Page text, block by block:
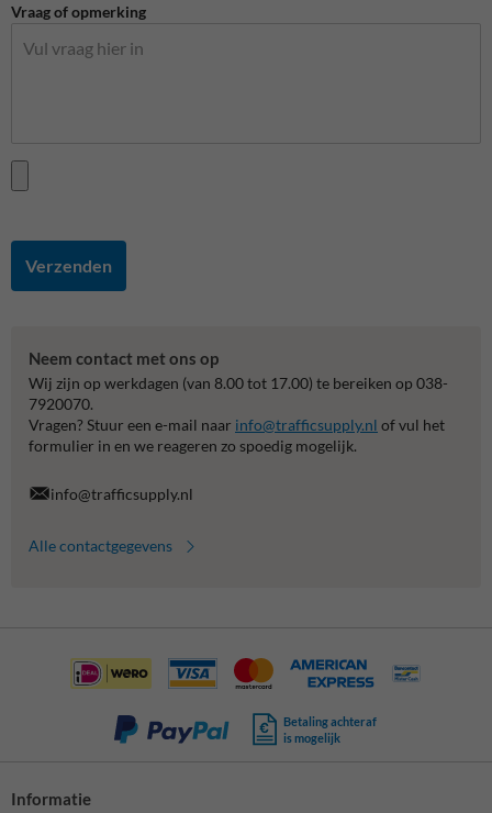
Vraag of opmerking
Verzenden
Neem contact met ons op
Wij zijn op werkdagen (van 8.00 tot 17.00) te bereiken op 038-
7920070.
Vragen? Stuur een e-mail naar info@trafficsupply.nl of vul het
formulier in en we reageren zo spoedig mogelijk.
info@trafficsupply.nl
Alle contactgegevens
Betaling achteraf
is mogelijk
Informatie